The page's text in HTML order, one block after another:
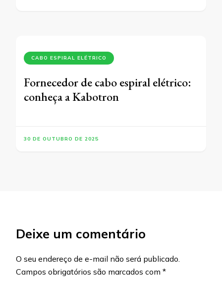
CABO ESPIRAL ELÉTRICO
Fornecedor de cabo espiral elétrico:
conheça a Kabotron
30 DE OUTUBRO DE 2025
Deixe um comentário
O seu endereço de e-mail não será publicado.
Campos obrigatórios são marcados com *